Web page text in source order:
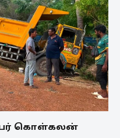
கொள்கலன்